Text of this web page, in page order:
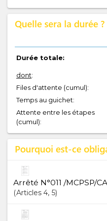
Quelle sera la durée ?
Durée totale:
dont:
Files d'attente (cumul):
Temps au guichet:
Attente entre les étapes
(cumul):
Pourquoi est-ce
Arrêté N°011 /MCPSP/
Articles 4, 5